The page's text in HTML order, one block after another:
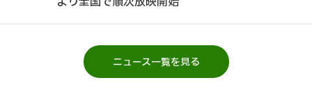
ニュース一覧を見る